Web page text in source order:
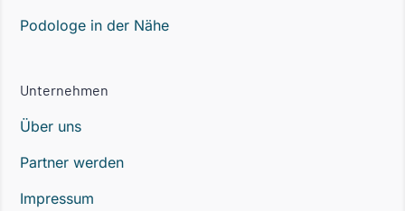
Podologe in der Nähe
Unternehmen
Über uns
Partner werden
Impressum